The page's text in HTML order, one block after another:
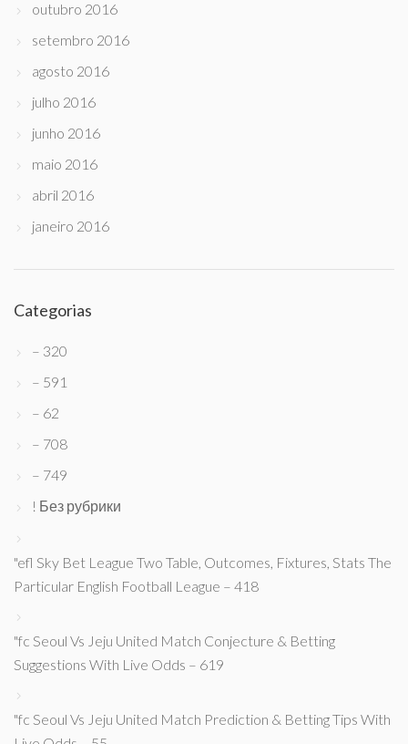
outubro 2016
setembro 2016
agosto 2016
julho 2016
junho 2016
maio 2016
abril 2016
janeiro 2016
Categorias
– 320
– 591
– 62
– 708
– 749
! Без рубрики
"efl Sky Bet League Two Table, Outcomes, Fixtures, Stats The
Particular English Football League – 418
"fc Seoul Vs Jeju United Match Conjecture & Betting
Suggestions With Live Odds – 619
"fc Seoul Vs Jeju United Match Prediction & Betting Tips With